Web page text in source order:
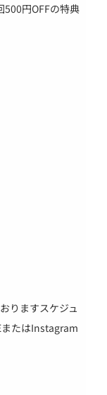
500円OFFの特典
りますスケジュ
たはInstagram